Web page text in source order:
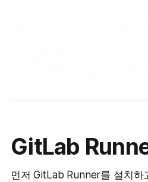
GitLab
먼저 GitLab Runner를 설치하